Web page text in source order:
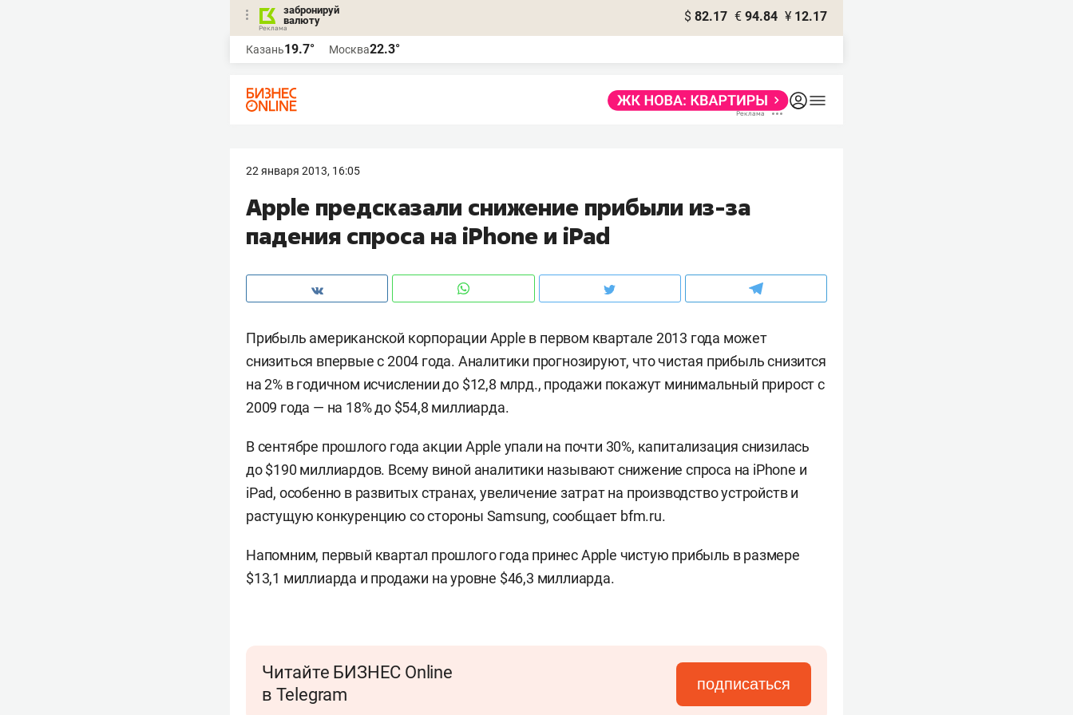
забронируй
валюту
$ 82.17 € 94.84 ¥ 12.17
Казань19.7° Москва22.3°
22 января 2013, 16:05
Apple предсказали снижение прибыли из-за
падения спроса на iPhone и iPad
Прибыль американской корпорации Apple в первом квартале 2013 года может
снизиться впервые с 2004 года. Аналитики прогнозируют, что чистая прибыль снизится
на 2% в годичном исчислении до $12,8 млрд., продажи покажут минимальный прирост с
2009 года — на 18% до $54,8 миллиарда.
В сентябре прошлого года акции Apple упали на почти 30%, капитализация снизилась
до $190 миллиардов. Всему виной аналитики называют снижение спроса на iPhone и
iPad, особенно в развитых странах, увеличение затрат на производство устройств и
растущую конкуренцию со стороны Samsung, сообщает bfm.ru.
Напомним, первый квартал прошлого года принес Apple чистую прибыль в размере
$13,1 миллиарда и продажи на уровне $46,3 миллиарда.
Читайте БИЗНЕС Online
в Telegram
подписаться